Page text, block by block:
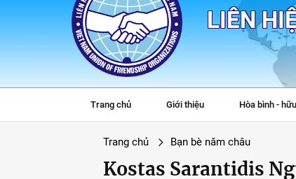
LIÊN
Trang chủ Giới thiệu Hòa bình -
Trang chủ Bạn bè năm châu
Kostas Sarantidis